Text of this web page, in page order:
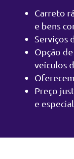
Carreto
e bens
Serviços
Opção
veículos
Preço
e